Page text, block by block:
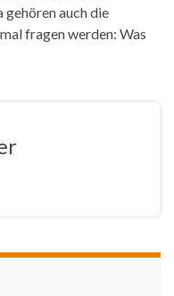
gehören auch die
fragen werden: Was